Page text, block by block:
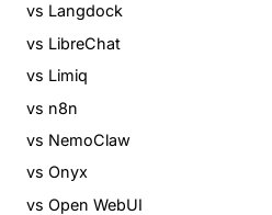
vs Langdock
vs LibreChat
vs Limiq
vs n8n
vs NemoClaw
vs Onyx
vs Open WebUI